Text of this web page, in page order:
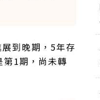
到晚期，5年存
1期，尚未轉